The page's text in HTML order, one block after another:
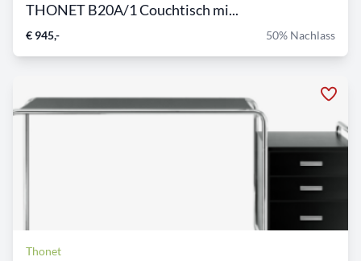
THONET B20A/1 Couchtisch mi...
€ 945,- 50% Nachlass
Thonet